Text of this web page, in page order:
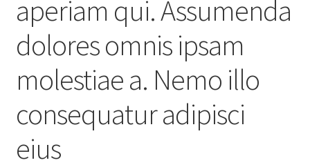
aperiam qui. Assumenda
dolores omnis ipsam
molestiae a. Nemo illo
consequatur adipisci
eius